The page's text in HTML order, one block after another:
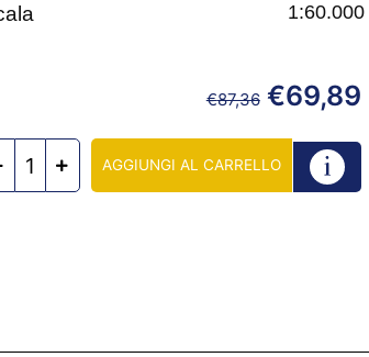
1:60.000
€87,36 €69,89
AGGIUNGI AL CARRELLO